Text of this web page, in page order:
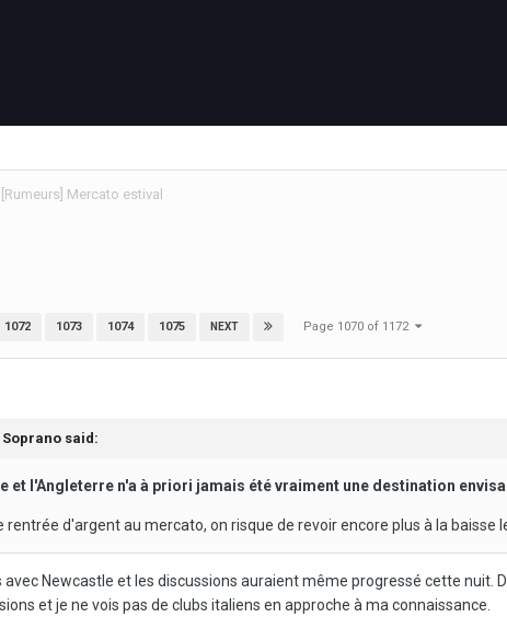
[Rumeurs] Mercato estival
1072 1073 1074 1075 NEXT Page 1070 of 1172
Soprano said:
et l'Angleterre n'a à priori jamais été vraiment une destination
rentrée d'argent au mercato, on risque de revoir encore plus à la
avec Newcastle et les discussions auraient même progressé cette
et je ne vois pas de clubs italiens en approche à ma connaissance.